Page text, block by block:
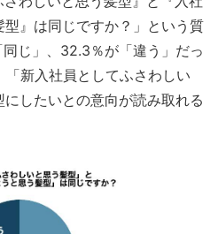
』は同じですか？」という質
じ」、32.3％が「違う」だっ
新入社員としてふさわしい
したいとの意向が読み取れる